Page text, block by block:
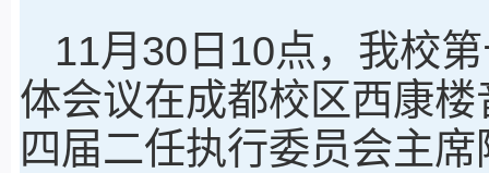
11月30日10点，我校
体会议在成都校区西康
四届二任执行委员会主